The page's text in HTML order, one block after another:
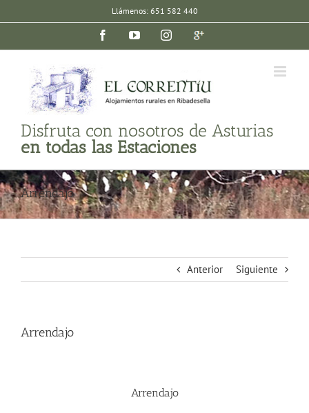
al
Llámenos: 651 582 440
FacebookYouTubeInstagram
Google
Disfruta con nosotros de Asturias
en todas las Estaciones
Arrendajo
Anterior Siguiente
Arrendajo
Arrendajo